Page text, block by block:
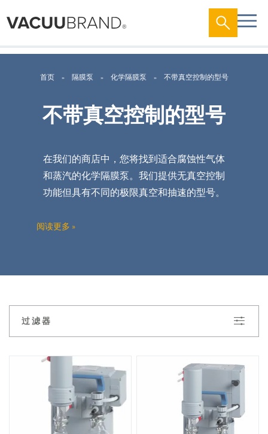
首页 隔膜泵 化学隔膜泵 不带真空控制的型号
不带真空控制的型号
在我们的商店中，您将找到适合腐蚀性气体
和蒸汽的化学隔膜泵。我们提供无真空控制
功能但具有不同的极限真空和抽速的型号。
防止真空管路中的冷凝液流入泵内，在出气
吗？如有疑问您只需在网上商店中进行咨
阅读更多 »
过滤器